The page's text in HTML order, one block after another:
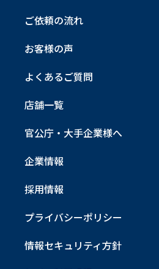
ご依頼の流れ
お客様の声
よくあるご質問
店舗一覧
官公庁・大手企業様へ
企業情報
採用情報
プライバシーポリシー
情報セキュリティ方針